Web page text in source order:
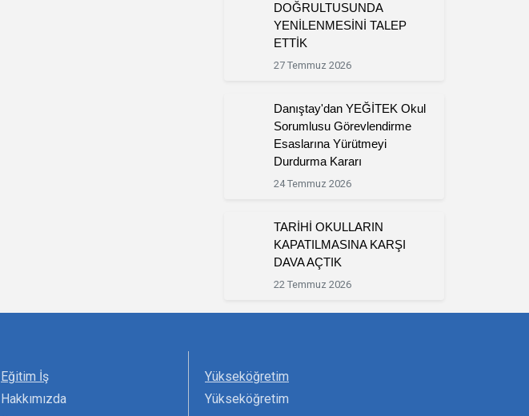
DOĞRULTUSUNDA
YENİLENMESİNİ TALEP
ETTİK
27 Temmuz 2026
Danıştay'dan YEĞİTEK Okul
Sorumlusu Görevlendirme
Esaslarına Yürütmeyi
Durdurma Kararı
24 Temmuz 2026
TARİHİ OKULLARIN
KAPATILMASINA KARŞI
DAVA AÇTIK
22 Temmuz 2026
Eğitim İş
Hakkımızda
Yükseköğretim
Yükseköğretim